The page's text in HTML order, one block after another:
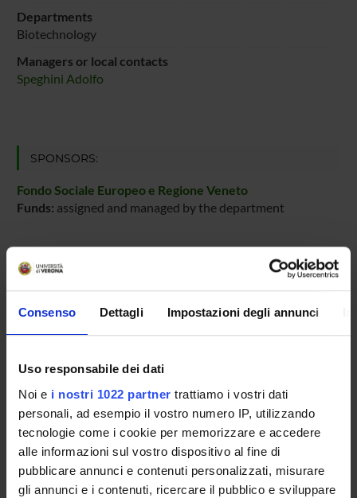
Consenso Dettagli Impostazioni degli annunci
Uso responsabile dei dati
Noi e i nostri 1022 partner trattiamo i vostri dati
personali, ad esempio il vostro numero IP, utilizzando
tecnologie come i cookie per memorizzare e accedere
alle informazioni sul vostro dispositivo al fine di
pubblicare annunci e contenuti personalizzati, misurare
gli annunci e i contenuti, ricercare il pubblico e sviluppare
Departments
Biotechnology
Managers or local contacts
Speghini Adolfo
SPONSORS:
Fondo Sociale Europeo e Regione Veneto
Funds: assigned and managed by the department
PROJECT PARTICIPANTS
Stefano Bordignon
RESEARCH AREAS INVOLVED IN THE PROJECT
Inorganic & Nuclear
Chimica sintetica e materiali